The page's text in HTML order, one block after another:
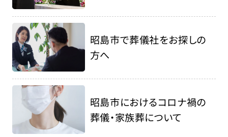
昭島市で葬儀社をお探しの
方へ
昭島市におけるコロナ禍の
葬儀・家族葬について